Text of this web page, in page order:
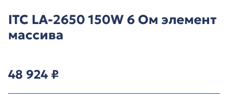
ITC LA-2650 150W 6 Ом элемент
массива
48 924 ₽